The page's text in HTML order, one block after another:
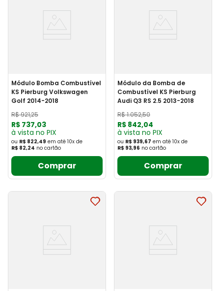
Módulo Bomba Combustível
KS Pierburg Volkswagen
Golf 2014-2018
R$921,25
R$ 737,03
à vista no PIX
ou R$ 822,49 em até 10x de
R$ 82,24 no cartão
Comprar
Módulo da Bomba de
Combustível KS Pierburg
Audi Q3 RS 2.5 2013-2018
R$1.052,50
R$ 842,04
à vista no PIX
ou R$ 939,67 em até 10x de
R$ 93,96 no cartão
Comprar